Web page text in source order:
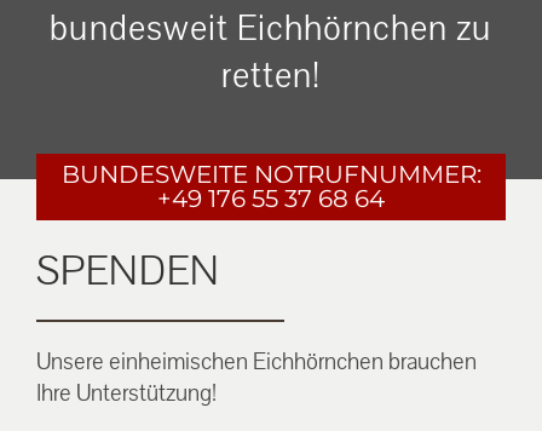
bundesweit Eichhörnchen zu
retten!
BUNDESWEITE NOTRUFNUMMER:
+49 176 55 37 68 64
SPENDEN
Unsere einheimischen Eichhörnchen brauchen
Ihre Unterstützung!